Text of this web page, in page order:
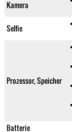
Kamera
Selfie
Prozessor, Speicher
Batterie